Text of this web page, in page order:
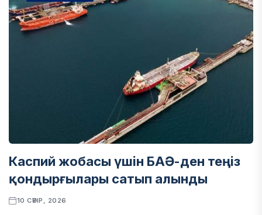
Каспий жобасы үшін БАӘ-ден теңіз
қондырғылары сатып алынды
10 СӘУІР, 2026